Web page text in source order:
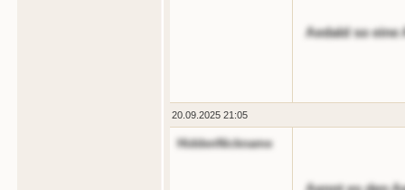
Aedald so eine
20.09.2025 21:05
HiddenNickname